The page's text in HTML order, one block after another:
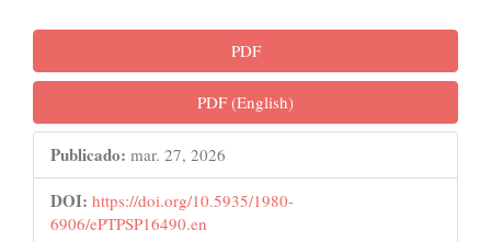
Barra
lateral
de
artigos
PDF
PDF (English)
Publicado: mar. 27, 2026
DOI: https://doi.org/10.5935/1980-
6906/ePTPSP16490.en